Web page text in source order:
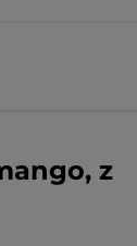
z